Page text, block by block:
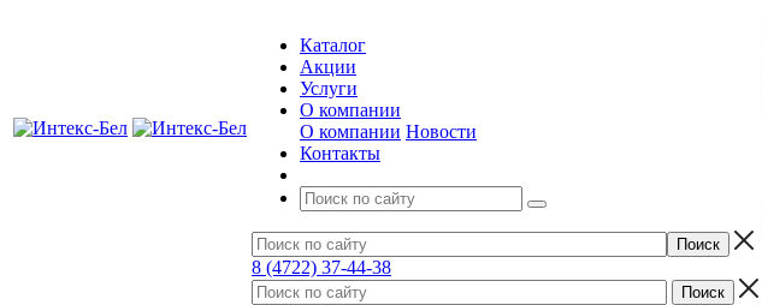
Каталог
Акции
Услуги
О компании
О компании Новости
Контакты
8 (4722) 37-44-38